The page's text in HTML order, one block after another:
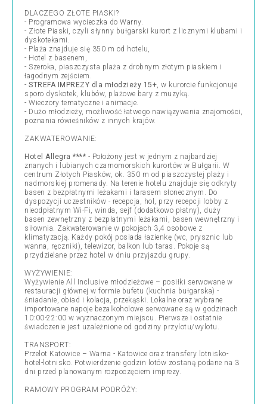
DLACZEGO ZŁOTE PIASKI?
- Programowa wycieczka do Warny.
- Złote Piaski, czyli słynny bułgarski kurort z licznymi klubami i
dyskotekami.
- Plaża znajduje się 350 m od hotelu,
- Hotel z basenem,
- Szeroka, piaszczysta plaża z drobnym złotym piaskiem i
łagodnym zejściem.
- STREFA IMPREZY dla młodzieży 15+, w kurorcie funkcjonuje
sporo dyskotek, klubów, plażowe bary z muzyką.
- Wieczory tematyczne i animacje.
- Dużo młodzieży, możliwość łatwego nawiązywania znajomości,
poznania rówieśników z innych krajów.
ZAKWATEROWANIE:
Hotel Allegra **** - Położony jest w jednym z najbardziej
znanych i lubianych czarnomorskich kurortów w Bułgarii. W
centrum Złotych Piasków, ok. 350 m od piaszczystej plaży i
nadmorskiej promenady. Na terenie hotelu znajduje się odkryty
basen z bezpłatnymi leżakami i tarasem słonecznym. Do
dyspozycji uczestników - recepcja, hol, przy recepcji lobby z
nieodpłatnym Wi-Fi, winda, sejf (dodatkowo płatny), duży
basen zewnętrzny z bezpłatnymi leżakami, basen wewnętrzny i
siłownia. Zakwaterowanie w pokojach 3,4 osobowe z
klimatyzacją. Każdy pokój posiada łazienkę (wc, prysznic lub
wanna, ręczniki), telewizor, balkon lub taras. Pokoje są
przydzielane przez hotel w dniu przyjazdu grupy.
WYŻYWIENIE:
Wyżywienie All Inclusive młodzieżowe – posiłki serwowane w
restauracji głównej w formie bufetu (kuchnia bułgarska) -
śniadanie, obiad i kolacja, przekąski. Lokalne oraz wybrane
importowane napoje bezalkoholowe serwowane są w godzinach
10:00-22:00 w wyznaczonym miejscu. Pierwsze i ostatnie
świadczenie jest uzależnione od godziny przylotu/wylotu.
TRANSPORT:
Przelot Katowice – Warna - Katowice oraz transfery lotnisko-
hotel-lotnisko. Potwierdzenie godzin lotów zostaną podane na 3
dni przed planowanym rozpoczęciem imprezy.
RAMOWY PROGRAM PODRÓŻY: